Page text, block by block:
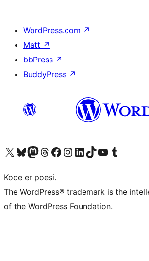
WordPress.com ↗
Matt ↗
bbPress ↗
BuddyPress ↗
Besøk vår konto på X Visit our Bluesky account
Besøk vår Mastodon-konto
Visit our Threads account
Besøk vår Facebook-sideBesøk vår Instagram-konto
Besøk vår LinkedIn-konto
Visit our TikTok account
Visit our YouTube channel
Visit our Tumblr account
Kode er poesi.
The WordPress® trademark is the
of the WordPress Foundation.